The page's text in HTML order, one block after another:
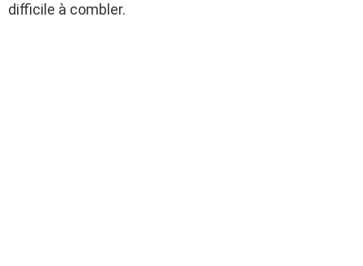
difficile à combler.